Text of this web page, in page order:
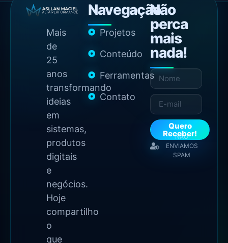
Mais
de
25
anos
transformando
ideias
em
sistemas,
produtos
digitais
e
negócios.
Hoje
compartilho
o
que
Navegação
Projetos
Conteúdo
Ferramentas
Contato
Não
perca
mais
nada!
Quero
Receber!
NÃO
ENVIAMOS
SPAM